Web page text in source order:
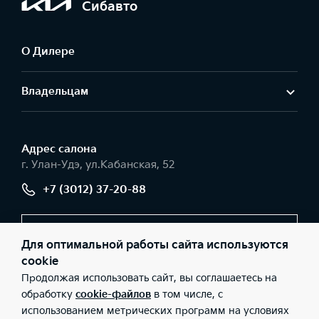
Сибавто
О Дилере
Владельцам
Адрес салонa
г. Улан-Удэ, ул.Кабанская, 52
+7 (3012) 37-20-88
Заказать звонок
© 2026 Юридические лица ООО «СИБАВТО» (Фактический
адрес: г. Улан-Удэ, ул.Кабанская, 52; Телефон: +7 (3012) 37-20-
88; ИНН: 0326525123; ОГРН: 1140327013529), ООО «Киа Россия и
Для оптимальной работы сайта используются
cookie
Продолжая использовать сайт, вы соглашаетесь на
обработку cookie-файлов в том числе, с
использованием метрических программ на условиях